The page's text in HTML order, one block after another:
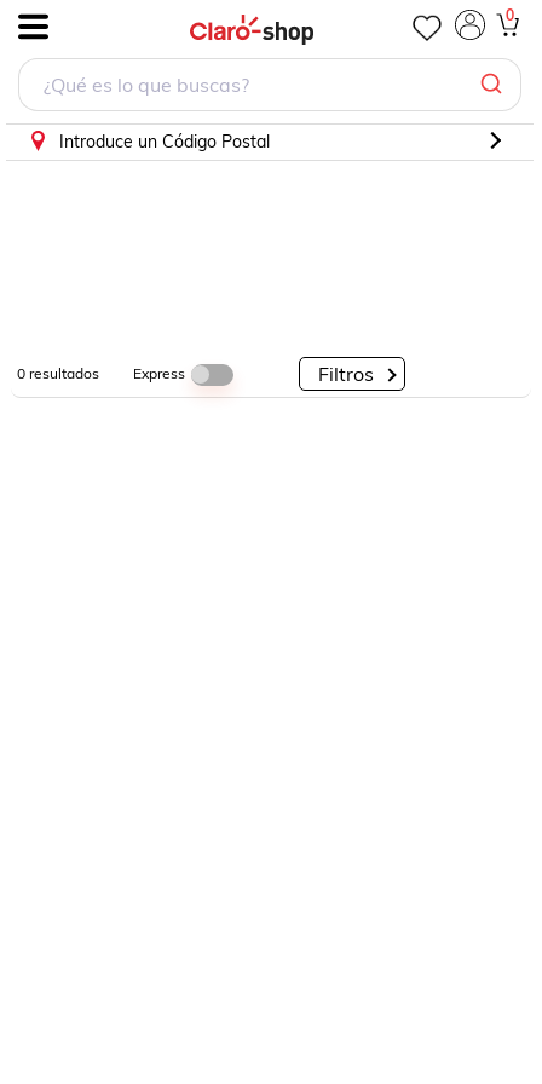
0
Introduce un Código Postal
0resultados Express Filtros
PorCategorías
PorMarcas
PorDescuento